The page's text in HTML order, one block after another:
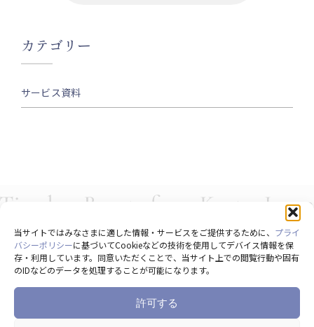
当サイトではみなさまに適した情報・サービスをご提供するために、 プライ
バシーポリシーに基づいてCookieなどの技術を使用してデバイス情報を保
存・利用しています。同意いただくことで、当サイト上での閲覧行動や固有
のIDなどのデータを処理することが可能になります。
許可する
カテゴリー
サービス資料
Copyright © Merveille Co., Ltd. All Rights Reserved.